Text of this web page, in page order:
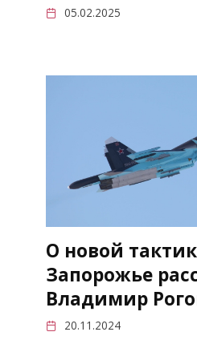
05.02.2025
О новой
Запорожье
Владимир
20.11.2024